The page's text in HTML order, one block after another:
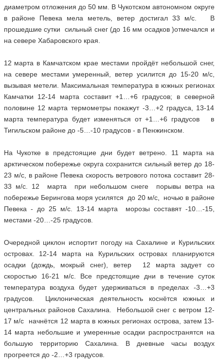
диаметром отложения до 50 мм. В Чукотском автономном округе
в районе Певека мела метель, ветер достигал 33 м/с. В
прошедшие сутки сильный снег (до 16 мм осадков )отмечался и
на севере Хабаровского края.
12 марта в Камчатском крае местами пройдёт небольшой снег,
на севере местами умеренный, ветер усилится до 15-20 м/с,
вызывая метели. Максимальная температура в южных регионах
Камчатки 12-14 марта составит +1…+6 градусов; в северной
половине 12 марта термометры покажут -3…+2 градуса, 13-14
марта температура будет изменяться от +1…+6 градусов в
Тигильском районе до -5…-10 градусов - в Пенжинском.
На Чукотке в предстоящие дни будет ветрено. 11 марта на
арктическом побережье округа сохранится сильный ветер до 18-
23 м/с, в районе Певека скорость ветрового потока составит 28-
33 м/с. 12 марта при небольшом снеге порывы ветра на
побережье Берингова моря усилятся до 20 м/с, ночью в районе
Певека - до 25 м/с. 13-14 марта морозы составят -10…-15,
местами -20…-25 градусов.
Очередной циклон испортит погоду на Сахалине и Курильских
островах. 12-14 марта на Курильских островах планируются
осадки (дождь, мокрый снег), ветер 12 марта задует со
скоростью 16-21 м/с. Все предстоящие дни в течение суток
температура воздуха будет удерживаться в пределах -3…+3
градусов. Циклоническая деятельность коснётся южных и
центральных районов Сахалина. Небольшой снег с ветром 12-
17 м/с начнётся 12 марта в южных регионах острова, затем 13-
14 марта небольшие и умеренные осадки распространятся на
большую территорию Сахалина. В дневные часы воздух
прогреется до -2…+3 градусов.